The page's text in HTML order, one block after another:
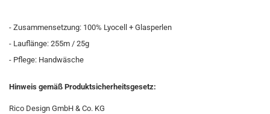
- Zusammensetzung: 100% Lyocell + Glasperlen
- Lauflänge: 255m / 25g
- Pflege: Handwäsche
Hinweis gemäß Produktsicherheitsgesetz:
Rico Design GmbH & Co. KG